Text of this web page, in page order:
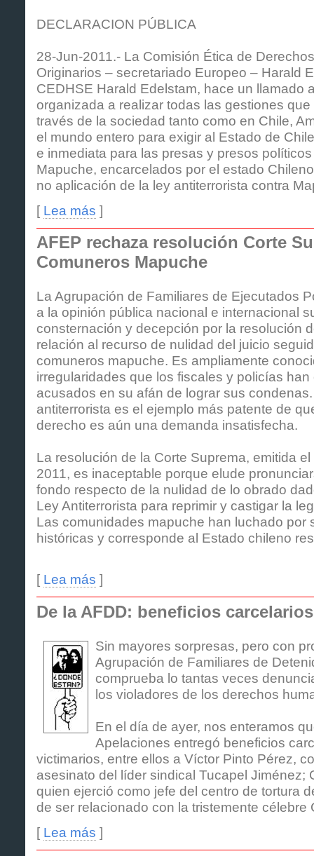
DECLARACION PÚBLICA
28-Jun-2011.- La Comisión Ética de
Originarios – secretariado Europeo – Harald
CEDHSE Harald Edelstam, hace un llamado
organizada a realizar todas las gestiones
través de la sociedad tanto como en Chile,
el mundo entero para exigir al Estado de
e inmediata para las presas y presos
Mapuche, encarcelados por el estado
no aplicación de la ley antiterrorista contra
[ Lea más ]
AFEP rechaza resolución Corte
Comuneros Mapuche
La Agrupación de Familiares de Ejecutados
a la opinión pública nacional e internacional
consternación y decepción por la resolución
relación al recurso de nulidad del juicio
comuneros mapuche. Es ampliamente
irregularidades que los fiscales y policías
acusados en su afán de lograr sus
antiterrorista es el ejemplo más patente de
derecho es aún una demanda insatisfecha.
La resolución de la Corte Suprema, emitida
2011, es inaceptable porque elude
fondo respecto de la nulidad de lo obrado
Ley Antiterrorista para reprimir y castigar la
Las comunidades mapuche han luchado por
históricas y corresponde al Estado chileno
[ Lea más ]
De la AFDD: beneficios
Sin mayores sorpresas, pero con
Agrupación de Familiares de
comprueba lo tantas veces
los violadores de los derechos
En el día de ayer, nos enteramos
Apelaciones entregó beneficios
victimarios, entre ellos a Víctor Pinto Pérez,
asesinato del líder sindical Tucapel Jiménez;
quien ejerció como jefe del centro de tortura
de ser relacionado con la tristemente célebre
[ Lea más ]